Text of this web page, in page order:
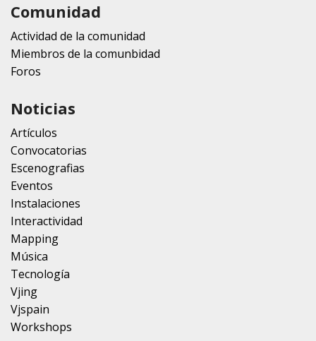
Comunidad
Actividad de la comunidad
Miembros de la comunbidad
Foros
Noticias
Artículos
Convocatorias
Escenografias
Eventos
Instalaciones
Interactividad
Mapping
Música
Tecnología
Vjing
Vjspain
Workshops